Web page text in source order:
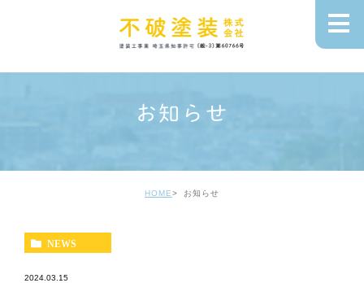
お知らせ
HOME お知らせ
NEWS
2024.03.15